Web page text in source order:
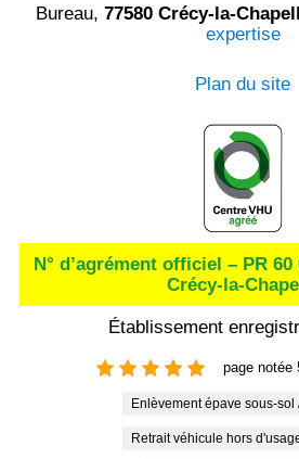
Bureau, 77580 Crécy-la-
expertise
Plan du site
N° d’agrément officiel – PR
Crécy-la-
Établissement
page notée
Enlèvement épave sous-sol
Retrait véhicule hors